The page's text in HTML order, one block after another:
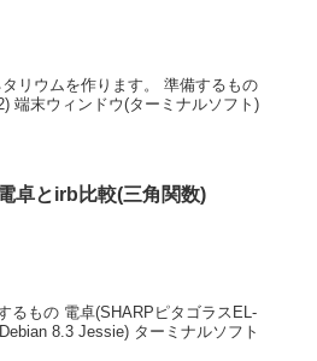
リウムを作ります。 準備するもの
端末ウィンドウ(ターミナルソフト)
卓とirb比較(三角関数)
るもの 電卓(SHARPピタゴラスEL-
8.3 Jessie) ターミナルソフト